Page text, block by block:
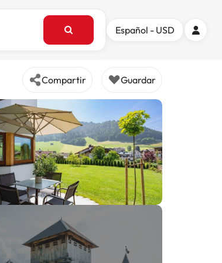
Español - USD
Compartir Guardar